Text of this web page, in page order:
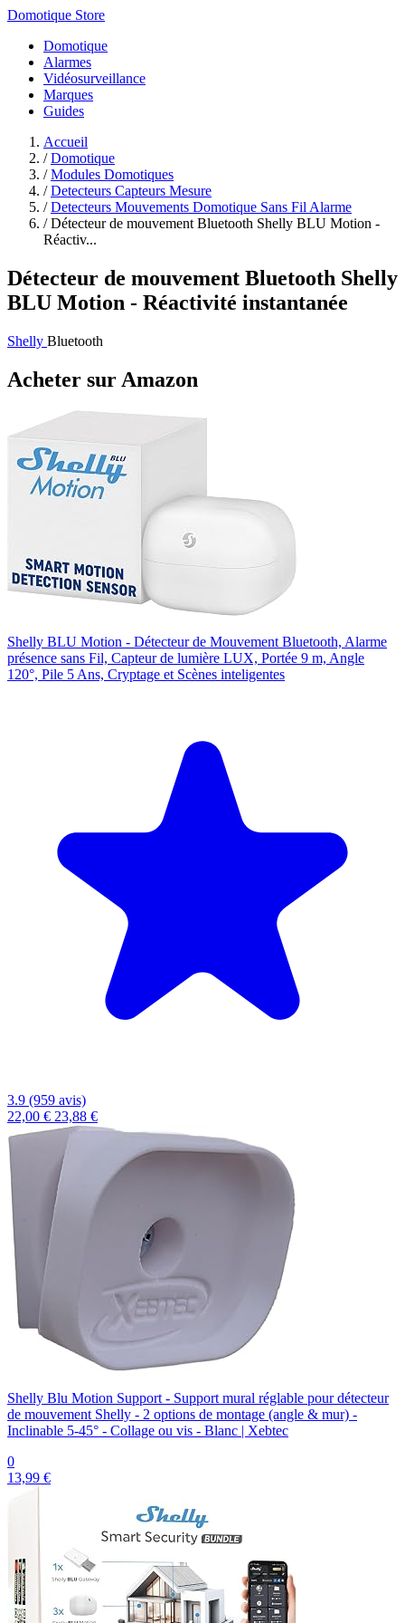
Domotique Store
Domotique
Alarmes
Vidéosurveillance
Marques
Guides
Accueil
/ Domotique
/ Modules Domotiques
/ Detecteurs Capteurs Mesure
/ Detecteurs Mouvements Domotique Sans Fil Alarme
/ Détecteur de mouvement Bluetooth Shelly BLU Motion -
Réactiv...
Détecteur de mouvement Bluetooth Shelly
BLU Motion - Réactivité instantanée
Shelly Bluetooth
Acheter sur Amazon
Shelly BLU Motion - Détecteur de Mouvement Bluetooth, Alarme
présence sans Fil, Capteur de lumière LUX, Portée 9 m, Angle
120°, Pile 5 Ans, Cryptage et Scènes inteligentes
3.9 (959 avis)
22,00 € 23,88 €
Shelly Blu Motion Support - Support mural réglable pour détecteur
de mouvement Shelly - 2 options de montage (angle & mur) -
Inclinable 5-45° - Collage ou vis - Blanc | Xebtec
0
13,99 €